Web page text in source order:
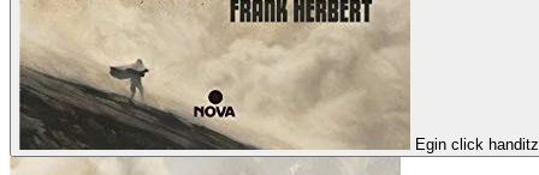
Egin click